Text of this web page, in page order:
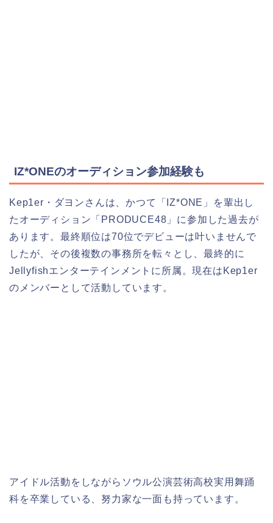
IZ*ONEのオーディション参加経験も
Kep1er・ダヨンさんは、かつて「IZ*ONE」を輩出し
たオーディション「PRODUCE48」に参加した過去が
あります。最終順位は70位でデビューは叶いませんで
したが、その後複数の事務所を転々とし、最終的に
Jellyfishエンターテインメントに所属。現在はKep1er
のメンバーとして活動しています。
アイドル活動をしながらソウル公演芸術高校実用舞踊
科を卒業している、努力家な一面も持っています。